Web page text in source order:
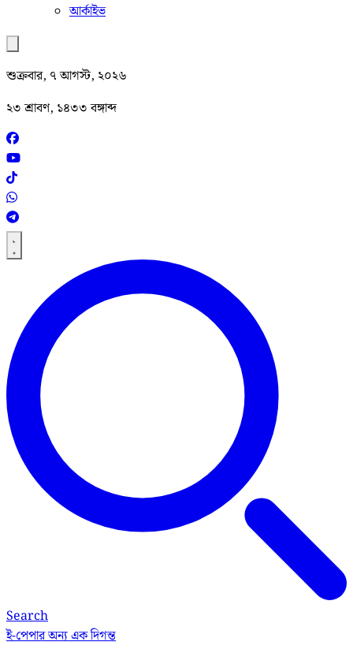
আর্কাইভ
শুক্রবার, ৭ আগস্ট, ২০২৬
২৩ শ্রাবণ, ১৪৩৩ বঙ্গাব্দ
Search
ই-পেপারঅন্য এক দিগন্ত